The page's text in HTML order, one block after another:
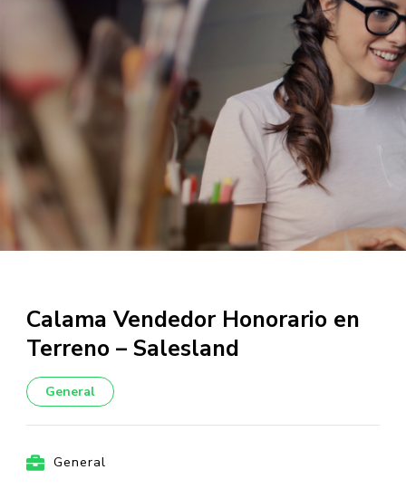
Calama Vendedor Honorario en
Terreno – Salesland
General
General